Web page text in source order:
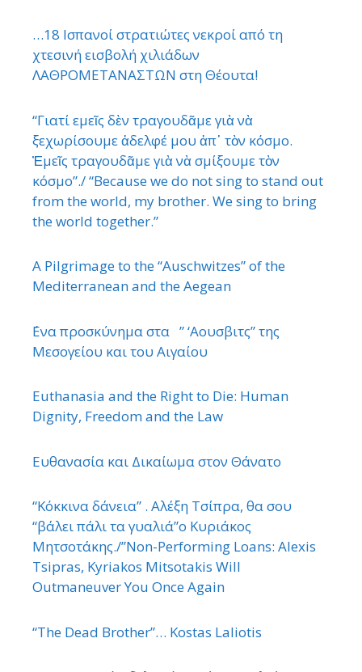
…18 Ισπανοί στρατιώτες νεκροί από τη
χτεσινή εισβολή χιλιάδων
ΛΑΘΡΟΜΕΤΑΝΑΣΤΩΝ στη Θέουτα!
“Γιατί εμεῖς δὲν τραγουδᾶμε γιὰ νὰ
ξεχωρίσουμε ἀδελφέ μου ἀπ᾿ τὸν κόσμο.
Ἐμεῖς τραγουδᾶμε γιὰ νὰ σμίξουμε τὸν
κόσμο”./ “Because we do not sing to stand out
from the world, my brother. We sing to bring
the world together.”
A Pilgrimage to the “Auschwitzes” of the
Mediterranean and the Aegean
΄Ενα προσκύνημα στα ” ‘Αουσβιτς” της
Μεσογείου και του Αιγαίου
Euthanasia and the Right to Die: Human
Dignity, Freedom and the Law
Ευθανασία και Δικαίωμα στον Θάνατο
“Κόκκινα δάνεια” . Αλέξη Τσίπρα, θα σου
“βάλει πάλι τα γυαλιά”ο Κυριάκος
Μητσοτάκης./”Non-Performing Loans: Alexis
Tsipras, Kyriakos Mitsotakis Will
Outmaneuver You Once Again
“The Dead Brother”… Kostas Laliotis